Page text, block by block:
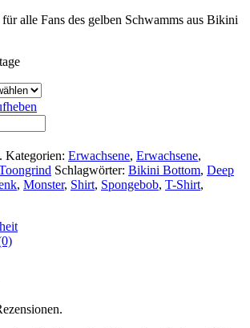
alle Fans des gelben Schwamms aus Bikini
Kategorien: Erwachsene, Erwachsene,
Schlagwörter: Bikini Bottom, Deep
, Monster, Shirt, Spongebob, T-Shirt,